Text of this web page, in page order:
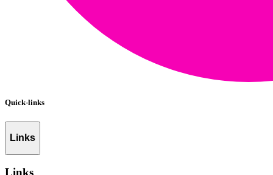
Quick-links
Links